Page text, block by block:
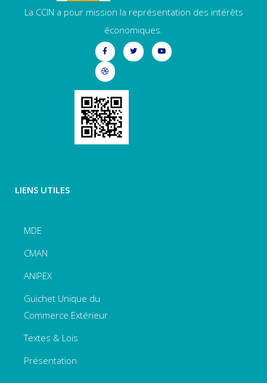
La CCIN a pour mission la représentation des intérêts
économiques.
LIENS UTILES
MDE
CMAN
ANIPEX
Guichet Unique du
Commerce Extérieur
Textes & Lois
Présentation